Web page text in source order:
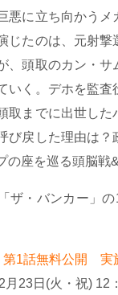
悪に立ち向かう
じたのは、元射
、頭取のカン・
いく。デホを監
取までに出世し
び戻した理由は
の座を巡る頭脳戦
ザ・バンカー」
第1話無料公開 実
月23日(火・祝) 12